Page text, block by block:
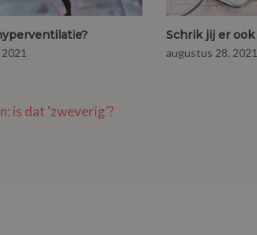
Schrik jij er
augustus 28, 2021
is dat ‘zweverig’?